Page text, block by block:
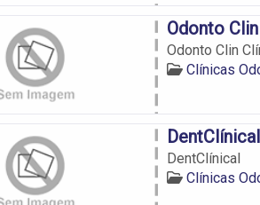
Odonto
Odonto Clin
Clínicas
DentClínical
DentClínical
Clínicas